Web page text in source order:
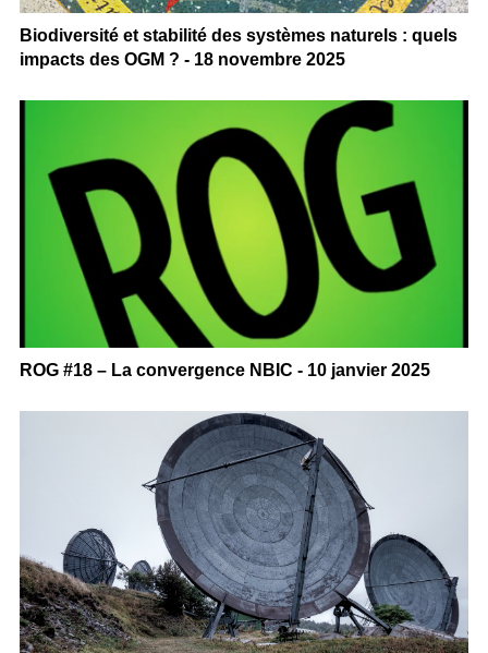
Biodiversité et stabilité des systèmes naturels : quels
impacts des OGM ? - 18 novembre 2025
ROG #18 – La convergence NBIC - 10 janvier 2025